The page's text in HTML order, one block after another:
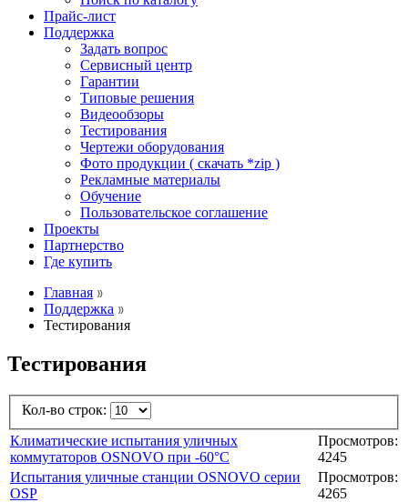
Прайс-лист
Поддержка
Задать вопрос
Сервисный центр
Гарантии
Типовые решения
Видеообзоры
Тестирования
Чертежи оборудования
Фото продукции ( скачать *zip )
Рекламные материалы
Обучение
Пользовательское соглашение
Проекты
Партнерство
Где купить
Главная
Поддержка
Тестирования
Тестирования
Кол-во строк:
Климатические испытания уличных
коммутаторов OSNOVO при -60°C
Просмотров:
4245
Испытания уличные станции OSNOVO серии
OSP
Просмотров:
4265